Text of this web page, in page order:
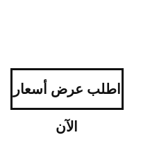
اطلب عرض أسعار
الآن